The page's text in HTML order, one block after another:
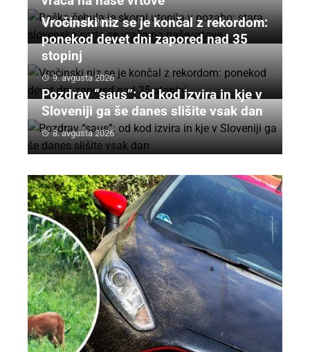
9. avgusta 2026
Vročinski niz se je končal z rekordom:
ponekod devet dni zapored nad 35
stopinj
9. avgusta 2026
Pozdrav “saus”: od kod izvira in kje v
Sloveniji ga še danes slišite vsak dan
8. avgusta 2026